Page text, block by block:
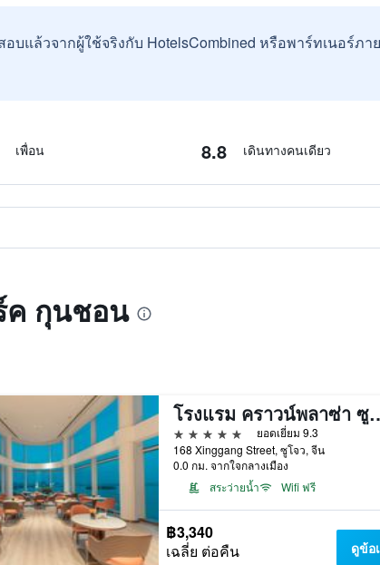
บแล้วจากผู้ใช้จริงกับ HotelsCombined หรือพาร์ทเนอร์ภา
เพื่อน 8.8 เดินทางคนเดียว
ค กุนชอน
โรงแรม คราว
5 ดาว
ยอดเยี่ยม 9.3
168 Xinggang Street, ซูโจว, จีน
0.0 กม. จากใจกลางเมือง
สระว่ายน้ำ
Wifi ฟรี
฿3,340
เฉลี่ย ต่อคืน ดูข้อ